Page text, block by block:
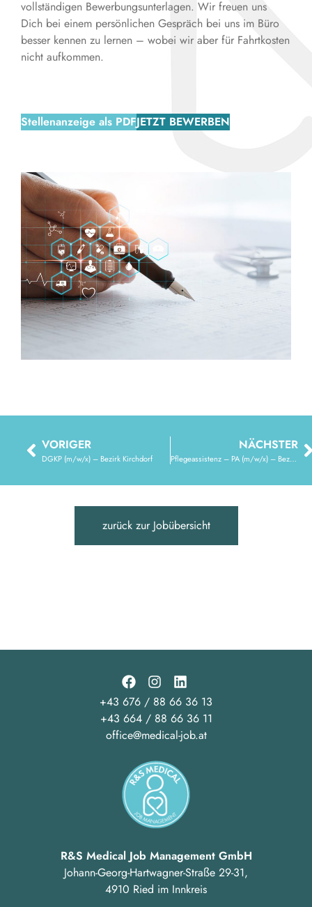
vollständigen Bewerbungsunterlagen. Wir freuen uns
Dich bei einem persönlichen Gespräch bei uns im Büro
besser kennen zu lernen – wobei wir aber für Fahrtkosten
nicht aufkommen.
Stellenanzeige als PDFJETZT BEWERBEN
VORIGER
DGKP (m/w/x) – Bezirk Kirchdorf
NÄCHSTER
Pflegeassistenz – PA (m/w/x) – Bezirk Schärding
zurück zur Jobübersicht
+43 676 / 88 66 36 13
+43 664 / 88 66 36 11
office@medical-job.at
R&S Medical Job Management GmbH
Johann-Georg-Hartwagner-Straße 29-31,
4910 Ried im Innkreis